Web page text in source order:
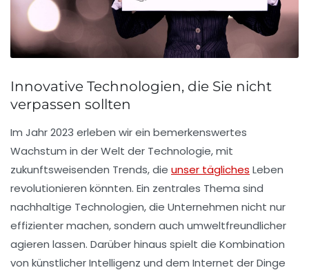
Innovative Technologien, die Sie nicht
verpassen sollten
Im Jahr 2023 erleben wir ein bemerkenswertes
Wachstum in der Welt der Technologie, mit
zukunftsweisenden Trends, die unser tägliches Leben
revolutionieren könnten. Ein zentrales Thema sind
nachhaltige Technologien, die Unternehmen nicht nur
effizienter machen, sondern auch umweltfreundlicher
agieren lassen. Darüber hinaus spielt die Kombination
von künstlicher Intelligenz und dem Internet der Dinge